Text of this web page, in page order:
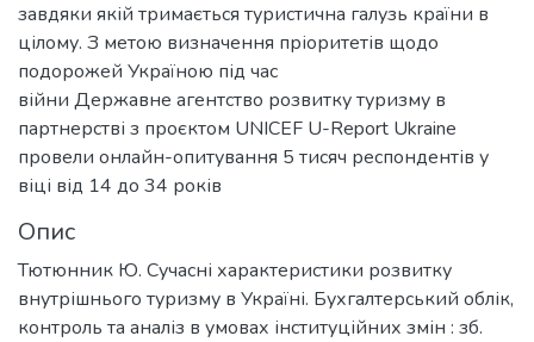
завдяки якій тримається туристична галузь країни в
цілому. З метою визначення пріоритетів щодо
подорожей Україною під час
війни Державне агентство розвитку туризму в
партнерстві з проєктом UNICEF U-Report Ukraine
провели онлайн-опитування 5 тисяч респондентів у
віці від 14 до 34 років
Опис
Тютюнник Ю. Сучасні характеристики розвитку
внутрішнього туризму в Україні. Бухгалтерський облік,
контроль та аналіз в умовах інституційних змін : зб.